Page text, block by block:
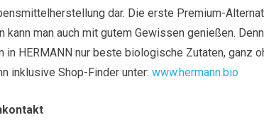
dar. Die erste Premium-
kann man auch mit gutem Gewissen genießen.
in HERMANN nur beste biologische Zutaten, ganz
inklusive Shop-Finder unter: www.hermann.bio